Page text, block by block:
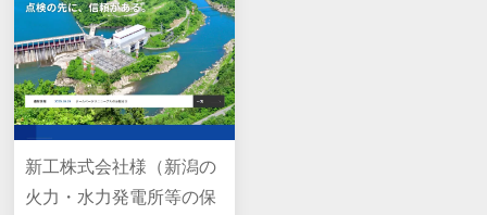
新工株式会社様（新潟の
火力・水力発電所等の保